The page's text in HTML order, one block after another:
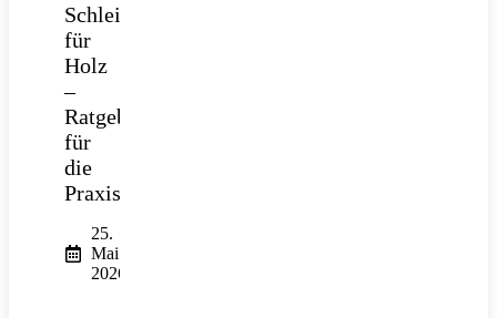
Schleifpapier
für
Holz
–
Ratgeber
für
die
Praxis
25.
Mai
2026